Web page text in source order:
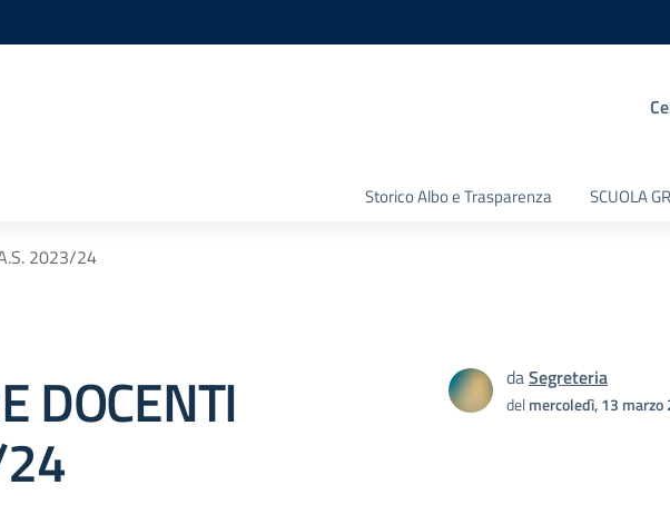
Storico Albo e Trasparenza SCUOLA
2023/24
DOCENTI daSegreteria
delmercoledì, 13 marzo